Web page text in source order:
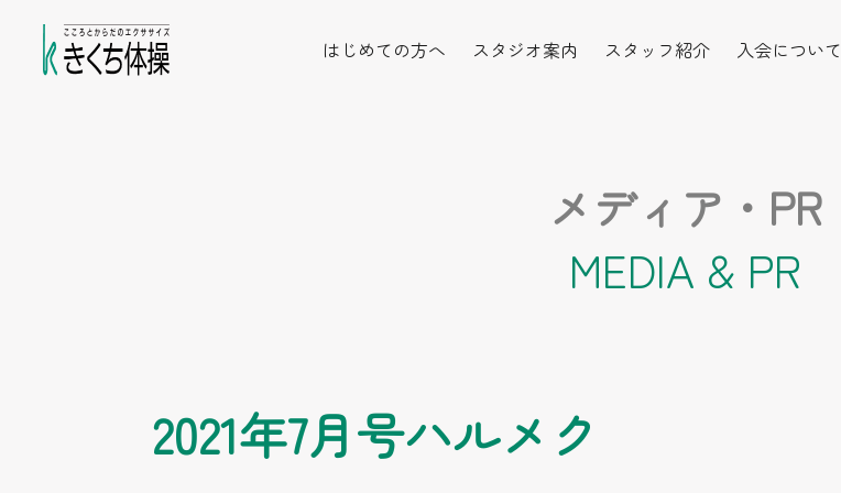
はじめての方へ スタジオ案内 スタッフ紹介 入会について
メディア・PR
MEDIA & PR
2021年7月号ハルメク